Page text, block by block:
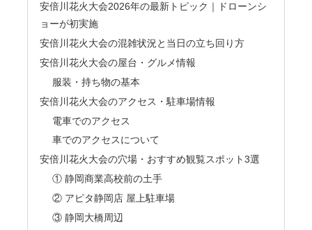
安倍川花火大会2026年の最新トピック｜ドローンシ
ョーが初実施
安倍川花火大会の混雑状況と当日の立ち回り方
安倍川花火大会の屋台・グルメ情報
服装・持ち物の基本
安倍川花火大会のアクセス・駐車場情報
電車でのアクセス
車でのアクセスについて
安倍川花火大会の穴場・おすすめ観覧スポット3選
① 静岡商業高校前の土手
② アピタ静岡店 屋上駐車場
③ 静岡大橋周辺